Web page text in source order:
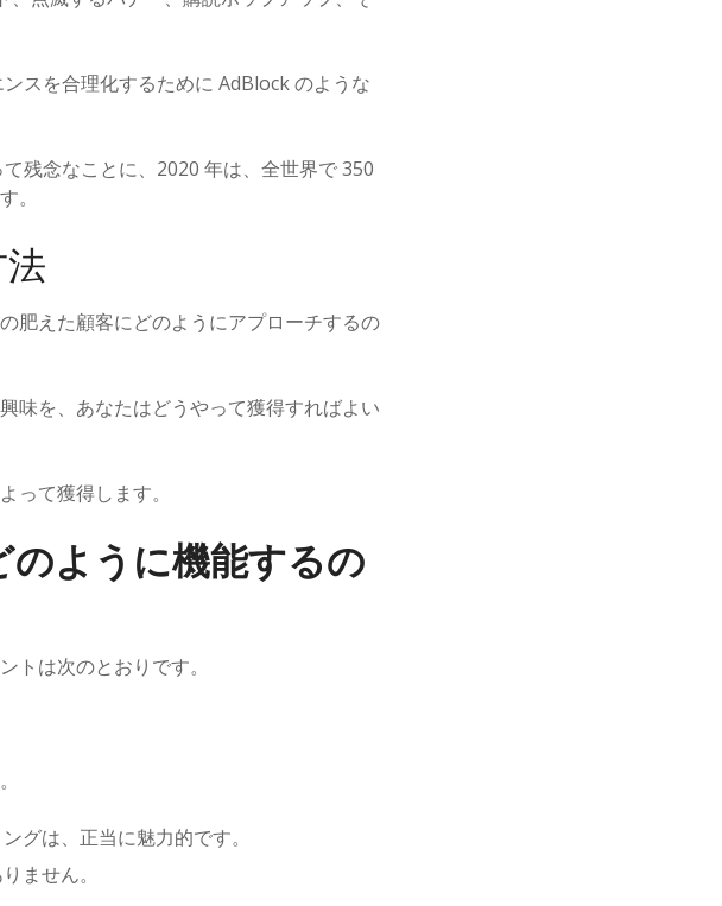
スを合理化するために AdBlock のような
残念なことに、2020 年は、全世界で 350
。
肥えた顧客にどのようにアプローチするの
味を、あなたはどうやって獲得すればよい
って獲得します。
ように機能するの
トは次のとおりです。
グは、正当に魅力的です。
ません。